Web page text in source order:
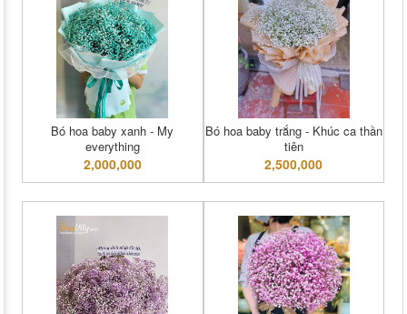
Bó hoa baby xanh - My
everything
2,000,000
Bó hoa baby trắng - Khúc ca thần
tiên
2,500,000